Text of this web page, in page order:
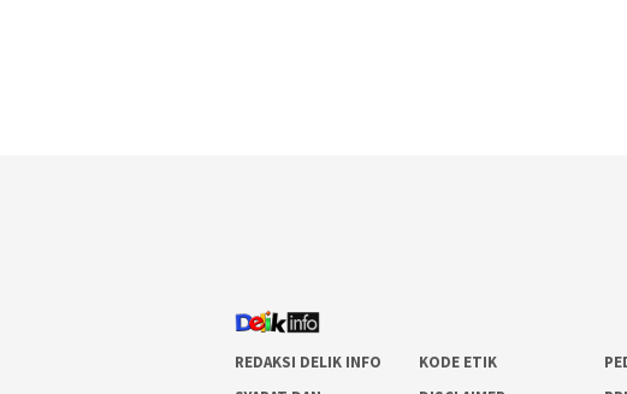
REDAKSI DELIK INFO KODE ETIK